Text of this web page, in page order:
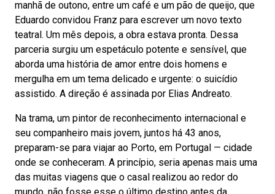
manhã de outono, entre um café e um pão de queijo, que
Eduardo convidou Franz para escrever um novo texto
teatral. Um mês depois, a obra estava pronta. Dessa
parceria surgiu um espetáculo potente e sensível, que
aborda uma história de amor entre dois homens e
mergulha em um tema delicado e urgente: o suicídio
assistido. A direção é assinada por Elias Andreato.
Na trama, um pintor de reconhecimento internacional e
seu companheiro mais jovem, juntos há 43 anos,
preparam-se para viajar ao Porto, em Portugal — cidade
onde se conheceram. A princípio, seria apenas mais uma
das muitas viagens que o casal realizou ao redor do